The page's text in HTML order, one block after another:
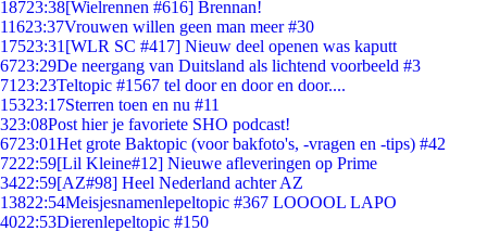
18723:38[Wielrennen #616] Brennan!
11623:37Vrouwen willen geen man meer #30
17523:31 [WLR SC #417] Nieuw deel openen was kaputt
6723:29De neergang van Duitsland als lichtend voorbeeld #3
71 23:23Teltopic #1567 tel door en door en door....
15323:17Sterren toen en nu #11
323:08Post hier je favoriete SHO podcast!
6723:01Het grote Baktopic (voor bakfoto's, -vragen en -tips) #42
7222:59[Lil Kleine#12] Nieuwe afleveringen op Prime
3422:59[AZ#98] Heel Nederland achter AZ
13822:54Meisjesnamenlepeltopic #367 LOOOOL LAPO
4022:53Dierenlepeltopic #150